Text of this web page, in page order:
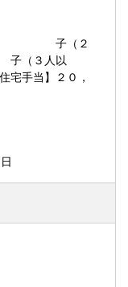
０円 子（２
（３人以
当】２０，